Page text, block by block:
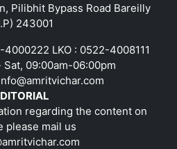
Pilibhit Bypass Road Bareilly
243001
LKO : 0522-4008111
09:00am-06:00pm
regarding the content on
please mail us